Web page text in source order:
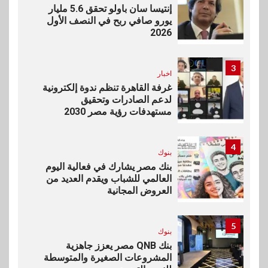
إنتيسا سان باولو تحقق 5.6 مليار
يورو صافي ربح في النصف الأول
2026
3
اخبار
غرفة القاهرة تنظم ندوة إلكترونية
لدعم الصادرات وتحقيق
مستهدفات رؤية مصر 2030
4
بنوك
بنك مصر يشارك في فعالية اليوم
العالمي للشباب ويقدم العديد من
العروض المجانية
5
بنوك
بنك QNB مصر يعزز جاهزية
المشروعات الصغيرة والمتوسطة